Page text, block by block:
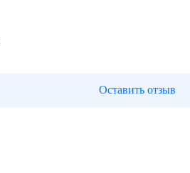
Оставить отзыв